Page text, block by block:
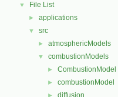
▼ File List
► applications
▼ src
► atmosphericModels
▼ combustionModels
► CombustionModel
► combustionModel
diffusion